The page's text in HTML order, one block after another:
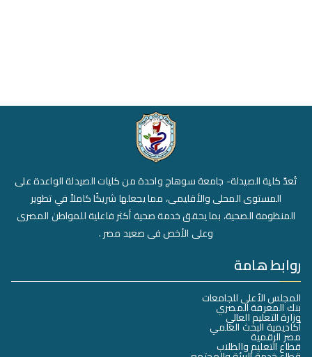
تُعدّ كلية الصيدلة- جامعة سوهاج واحدة من كليات الصيدلة الواعدة على
المستوى المحلى والأقليمى، مما يجعلها شريكًا كاملاً في تطوير
المنظومة الصحية، بما يحقق خدمة صحية أكثر فاعلية للمواطن المصرى
وعلى الأخص فى صعيد مصر .
روابط هامة
المجلس الأعلى للجامعات
بنك المعرفة المصري
وزارة التعليم العالي
أكاديمية البحث العلمي
مصر الرقمية
قطاع التعليم والطلاب